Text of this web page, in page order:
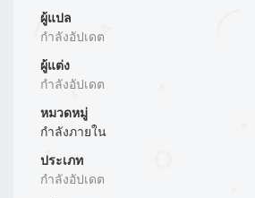
ผู้แปล
กำลังอัปเดต
ผู้แต่ง
กำลังอัปเดต
หมวดหมู่
กำลังภายใน
ประเภท
กำลังอัปเดต